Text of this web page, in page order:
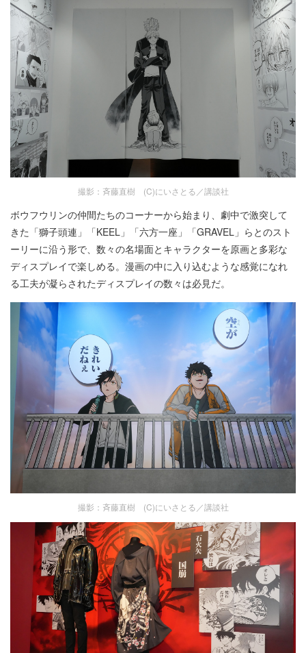
撮影：斉藤直樹 (C)にいさとる／講談社
ボウフウリンの仲間たちのコーナーから始まり、劇中で激突して
きた「獅子頭連」「KEEL」「六方一座」「GRAVEL」らとのスト
ーリーに沿う形で、数々の名場面とキャラクターを原画と多彩な
ディスプレイで楽しめる。漫画の中に入り込むような感覚になれ
る工夫が凝らされたディスプレイの数々は必見だ。
撮影：斉藤直樹 (C)にいさとる／講談社